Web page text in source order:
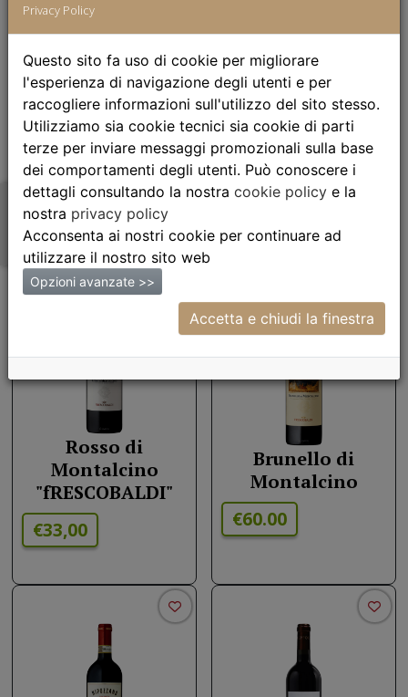
Le Volte
dell'Ornellaia
€40,00
Morellino di
Scansano Riserva
€40.00
Rosso di
Montalcino
"fRESCOBALDI"
€33,00
Brunello di
Montalcino
€60.00
Privacy Policy
Questo sito fa uso di cookie per migliorare
l'esperienza di navigazione degli utenti e per
raccogliere informazioni sull'utilizzo del sito stesso.
Utilizziamo sia cookie tecnici sia cookie di parti
terze per inviare messaggi promozionali sulla base
dei comportamenti degli utenti. Può conoscere i
dettagli consultando la nostra cookie policy e la
nostra privacy policy
Acconsenta ai nostri cookie per continuare ad
utilizzare il nostro sito web
Opzioni avanzate >>
Accetta e chiudi la finestra